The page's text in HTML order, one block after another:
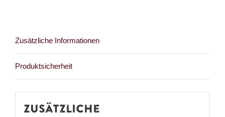
Zusätzliche Informationen
Produktsicherheit
Zusätzliche